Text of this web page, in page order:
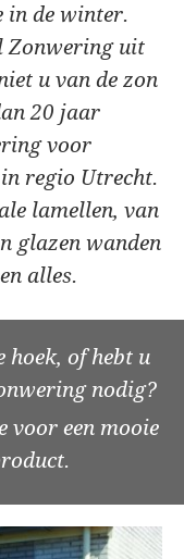
in de winter.
Zonwering uit
u van de zon
20 jaar
voor
in regio Utrecht.
lamellen, van
glazen wanden
alles.
of hebt u
nodig?
voor een mooie